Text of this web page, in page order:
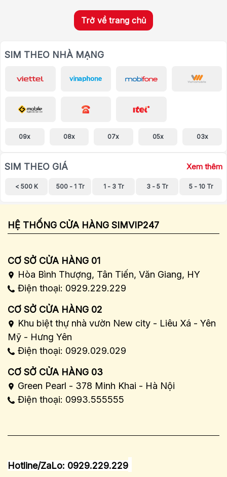
Trở về trang chủ
SIM THEO NHÀ MẠNG
09x 08x 07x 05x 03x
SIM THEO GIÁ Xem thêm
< 500 K 500 - 1 Tr 1 - 3 Tr 3 - 5 Tr 5 - 10 Tr
HỆ THỐNG CỬA HÀNG SIMVIP247
CƠ SỞ CỬA HÀNG 01
Hòa Bình Thượng, Tân Tiến, Văn Giang, HY
Điện thoại: 0929.229.229
CƠ SỞ CỬA HÀNG 02
Khu biệt thự nhà vườn New city - Liêu Xá - Yên
Mỹ - Hưng Yên
Điện thoại: 0929.029.029
CƠ SỞ CỬA HÀNG 03
Green Pearl - 378 Minh Khai - Hà Nội
Điện thoại: 0993.555555
Hotline/ZaLo: 0929.229.229